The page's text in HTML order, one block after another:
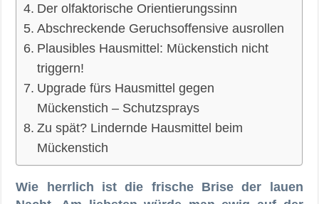
Der olfaktorische Orientierungssinn
Abschreckende Geruchsoffensive ausrollen
Plausibles Hausmittel: Mückenstich nicht
triggern!
Upgrade fürs Hausmittel gegen
Mückenstich – Schutzsprays
Zu spät? Lindernde Hausmittel beim
Mückenstich
Wie herrlich ist die frische Brise der lauen